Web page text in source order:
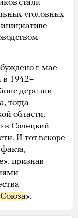
стали
уголовных
в мае
в 1942–
деревни
тогда
области.
в Солецкий
И тот вскоре
признав
Союза».